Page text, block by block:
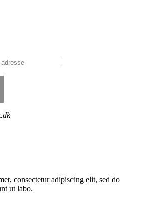
consectetur adipiscing elit, sed do
ut labo.